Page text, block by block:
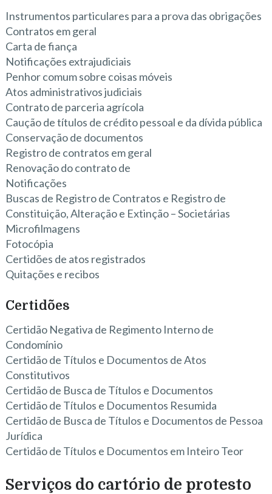
Instrumentos particulares para a prova das obrigações
Contratos em geral
Carta de fiança
Notificações extrajudiciais
Penhor comum sobre coisas móveis
Atos administrativos judiciais
Contrato de parceria agrícola
Caução de títulos de crédito pessoal e da dívida pública
Conservação de documentos
Registro de contratos em geral
Renovação do contrato de
Notificações
Buscas de Registro de Contratos e Registro de
Constituição, Alteração e Extinção – Societárias
Microfilmagens
Fotocópia
Certidões de atos registrados
Quitações e recibos
Certidões
Certidão Negativa de Regimento Interno de
Condomínio
Certidão de Títulos e Documentos de Atos
Constitutivos
Certidão de Busca de Títulos e Documentos
Certidão de Títulos e Documentos Resumida
Certidão de Busca de Títulos e Documentos de Pessoa
Jurídica
Certidão de Títulos e Documentos em Inteiro Teor
Serviços do cartório de protesto